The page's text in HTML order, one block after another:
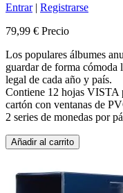
Entrar| Registrarse
79,99 € Precio
Los populares álbumes
guardar de forma cómoda
legal de cada año y país.
Contiene 12 hojas VISTA
cartón con ventanas de
2 series de monedas por
Añadir al carrito